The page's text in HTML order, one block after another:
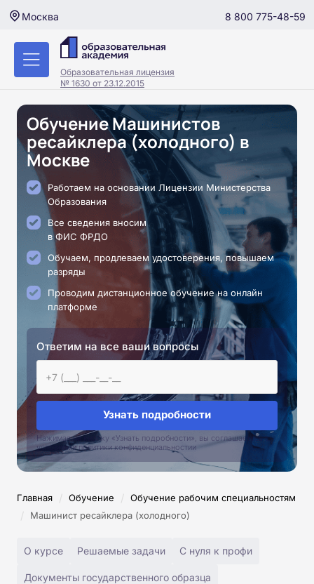
Москва 8 800 775-48-59
Образовательная лицензия
№ 1630 от 23.12.2015
Обучение Машинистов
ресайклера (холодного) в
Москве
Работаем на основании Лицензии Министерства
Образования
Все сведения вносим
в ФИС ФРДО
Обучаем, продлеваем удостоверения, повышаем
разряды
Проводим дистанционное обучение на онлайн
платформе
Ответим на все ваши вопросы
Узнать подробности
Нажимая на кнопку «Узнать подробности», вы соглашаетесь с
условиями политики конфиденциальностии
Главная / Обучение / Обучение рабочим специальностям
/ Машинист ресайклера (холодного)
О курсе Решаемые задачи С нуля к профи
Документы государственного образца